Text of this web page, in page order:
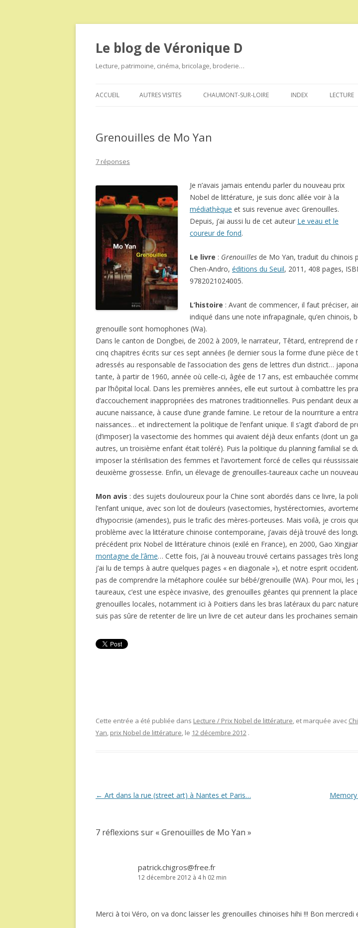
Le blog de Véronique D
Lecture, patrimoine, cinéma, bricolage, broderie…
au
ACCUEIL AUTRES VISITES CHAUMONT-SUR-LOIRE INDEX LECTURE
Grenouilles de Mo Yan
7 réponses
Je n’avais jamais entendu parler du nouveau prix
Nobel de littérature, je suis donc allée voir à la
médiathèque et suis revenue avec Grenouilles.
Depuis, j’ai aussi lu de cet auteur Le veau et le
coureur de fond.
Le livre : Grenouilles de Mo Yan, traduit du chinois
Chen-Andro, éditions du Seuil, 2011, 408 pages,
9782021024005.
L’histoire : Avant de commencer, il faut préciser,
indiqué dans une note infrapaginale, qu’en chinois,
grenouille sont homophones (Wa).
Dans le canton de Dongbei, de 2002 à 2009, le narrateur, Têtard, entreprend de
cinq chapitres écrits sur ces sept années (le dernier sous la forme d’une pièce de
adressés au responsable de l’association des gens de lettres d’un district…
tante, à partir de 1960, année où celle-ci, âgée de 17 ans, est embauchée
par l’hôpital local. Dans les premières années, elle eut surtout à combattre les
d’accouchement inappropriées des matrones traditionnelles. Puis pendant deux
aucune naissance, à cause d’une grande famine. Le retour de la nourriture a
naissances… et indirectement la politique de l’enfant unique. Il s’agit d’abord de
(d’imposer) la vasectomie des hommes qui avaient déjà deux enfants (dont un
autres, un troisième enfant était toléré). Puis la politique du planning familial se
imposer la stérilisation des femmes et l’avortement forcé de celles qui
deuxième grossesse. Enfin, un élevage de grenouilles-taureaux cache un
Mon avis : des sujets douloureux pour la Chine sont abordés dans ce livre, la
l’enfant unique, avec son lot de douleurs (vasectomies, hystérectomies,
d’hypocrisie (amendes), puis le trafic des mères-porteuses. Mais voilà, je crois
problème avec la littérature chinoise contemporaine, j’avais déjà trouvé des
précédent prix Nobel de littérature chinois (exilé en France), en 2000, Gao
montagne de l’âme… Cette fois, j’ai à nouveau trouvé certains passages très
j’ai lu de temps à autre quelques pages « en diagonale »), et notre esprit
pas de comprendre la métaphore coulée sur bébé/grenouille (WA). Pour moi, les
taureaux, c’est une espèce invasive, des grenouilles géantes qui prennent la
grenouilles locales, notamment ici à Poitiers dans les bras latéraux du parc
suis pas sûre de retenter de lire un livre de cet auteur dans les prochaines
Cette entrée a été publiée dans Lecture / Prix Nobel de littérature, et marquée avec
Yan, prix Nobel de littérature, le 12 décembre 2012 .
Navigation
← Art dans la rue (street art) à Nantes et Paris…
7 réflexions sur «Grenouilles de Mo Yan »
patrick.chigros@free.fr
12 décembre 2012 à 4 h 02 min
Merci à toi Véro, on va donc laisser les grenouilles chinoises hihi !!! Bon mercredi